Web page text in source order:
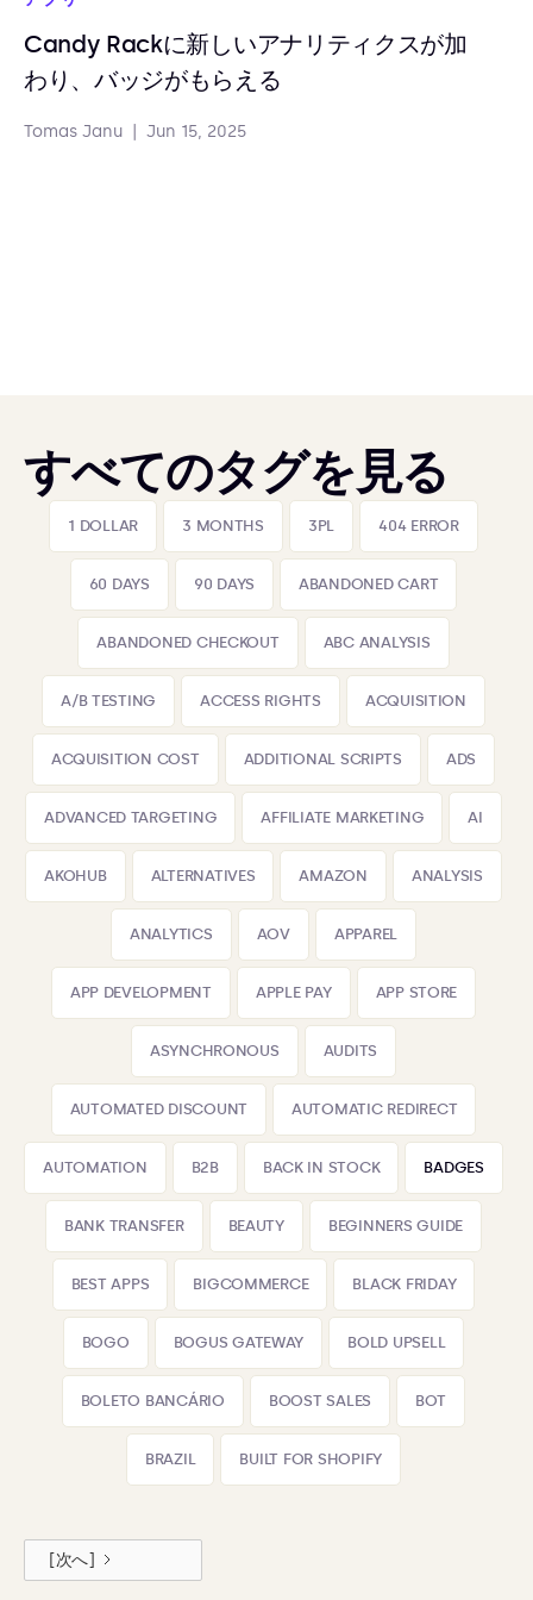
Candy Rackに新しいアナリティクスが加
わり、バッジがもらえる
Tomas Janu Jun 15, 2025
すべてのタグを見る
1 DOLLAR 3 MONTHS 3PL 404 ERROR
60 DAYS 90 DAYS ABANDONED CART
ABANDONED CHECKOUT ABC ANALYSIS
A/B TESTING ACCESS RIGHTS ACQUISITION
ACQUISITION COST ADDITIONAL SCRIPTS ADS
ADVANCED TARGETING AFFILIATE MARKETING AI
AKOHUB ALTERNATIVES AMAZON ANALYSIS
ANALYTICS AOV APPAREL
APP DEVELOPMENT APPLE PAY APP STORE
ASYNCHRONOUS AUDITS
AUTOMATED DISCOUNT AUTOMATIC REDIRECT
AUTOMATION B2B BACK IN STOCK BADGES
BANK TRANSFER BEAUTY BEGINNERS GUIDE
BEST APPS BIGCOMMERCE BLACK FRIDAY
BOGO BOGUS GATEWAY BOLD UPSELL
BOLETO BANCÁRIO BOOST SALES BOT
BRAZIL BUILT FOR SHOPIFY
[次へ]